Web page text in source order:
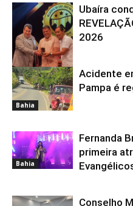
Bahia
Ubaíra
2026
Bahia
Acidente
Pampa é
Bahia
Fernanda
primeira
Conselho